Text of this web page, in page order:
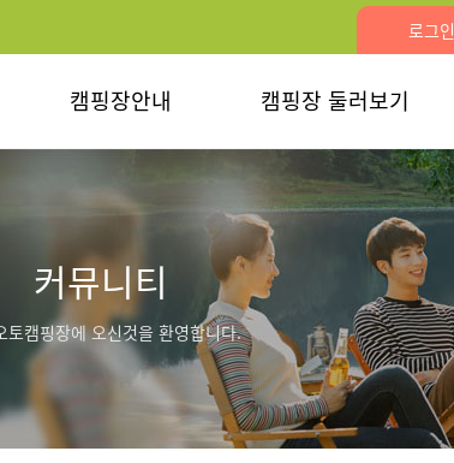
로그인
캠핑장안내 캠핑장 둘러보기
커뮤니티
토캠핑장에 오신것을 환영합니다.